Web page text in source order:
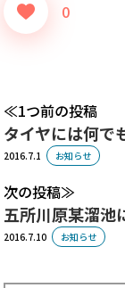
0
1つ前の投稿
タイヤには何で
2016.7.1 お知らせ
次の投稿
五所川原某溜池
2016.7.10 お知らせ